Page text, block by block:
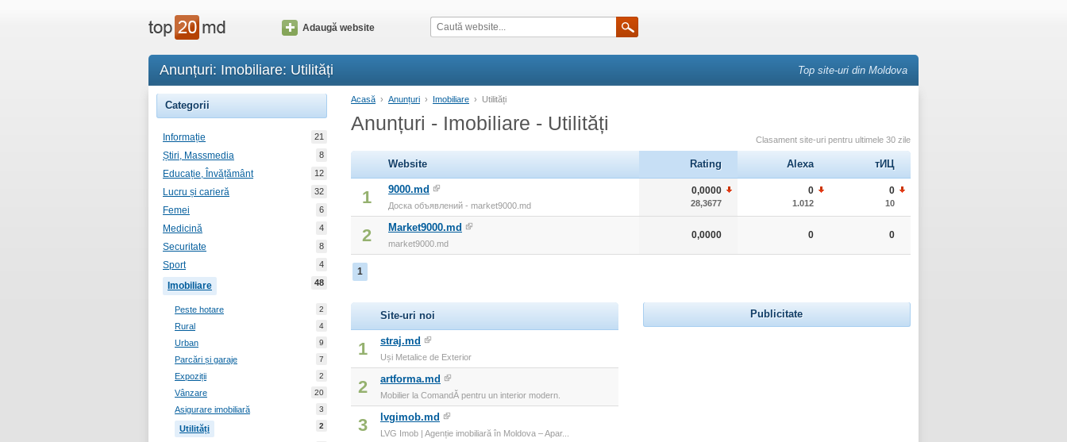
Adaugă website
Anunțuri: Imobiliare: Utilități Top site-uri din Moldova
Categorii
Informație 21
Știri, Massmedia 8
Educație, Învățământ 12
Lucru și carieră 32
Femei 6
Medicină 4
Securitate 8
Sport 4
Imobiliare 48
Peste hotare 2
Rural 4
Urban 9
Parcări și garaje 7
Expoziții 2
Vânzare 20
Asigurare imobiliară 3
Utilități 2
Acasă › Anunțuri › Imobiliare › Utilități
Anunțuri - Imobiliare - Utilități
Clasament site-uri pentru ultimele 30 zile
Website Rating Alexa тИЦ
1 9000.md
Доска объявлений - market9000.md
0,0000
28,3677
0
1.012
0
10
2 Market9000.md
market9000.md
0,0000 0 0
1
Site-uri noi
1 straj.md
Uși Metalice de Exterior
2 artforma.md
Mobilier la ComandĂ pentru un interior modern.
3 lvgimob.md
LVG Imob | Agenție imobiliară în Moldova – Apar...
Publicitate